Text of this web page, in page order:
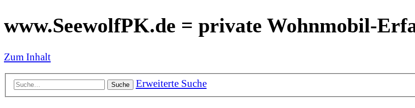
www.SeewolfPK.de = private Wohnmobil-
Zum Inhalt
Suche Erweiterte Suche